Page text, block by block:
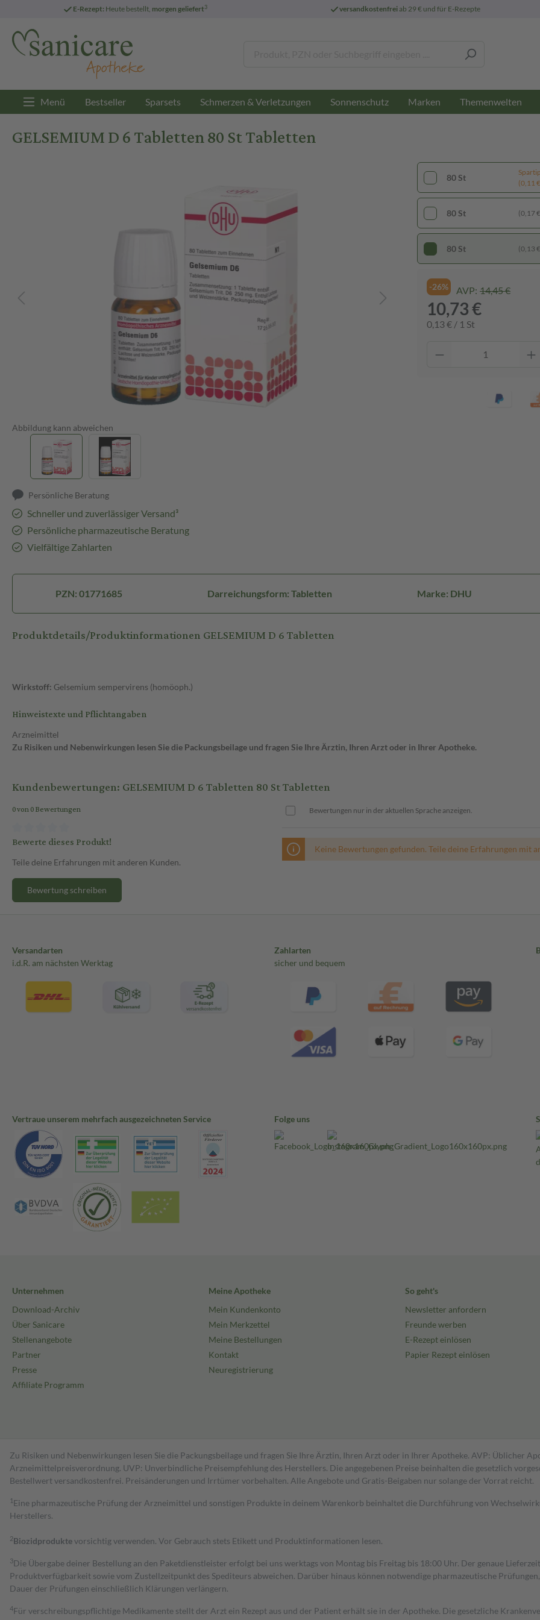
E-Rezept: Heute bestellt, morgen geliefert3 versandkostenfreiab 29 € und für E-Rezepte
Menü Bestseller Sparsets Schmerzen & Verletzungen Sonnenschutz Marken Themenwelten
GELSEMIUM D 6 Tabletten 80 St Tabletten
Abbildung kann abweichen
Persönliche Beratung
Schneller und zuverlässiger Versand³
Persönliche pharmazeutische Beratung
Vielfältige Zahlarten
80 St
(0,11
80 St (0,17
80 St (0,13
-26% AVP: 14,45 €
10,73 €
0,13 € / 1 St
PZN: 01771685 Darreichungsform: Tabletten Marke: DHU
Produktdetails/Produktinformationen GELSEMIUM D 6 Tabletten
Wirkstoff: Gelsemium sempervirens (homöoph.)
Hinweistexte und Pflichtangaben
Arzneimittel
Zu Risiken und Nebenwirkungen lesen Sie die Packungsbeilage und fragen Sie Ihre Ärztin, Ihren Arzt oder in Ihrer Apotheke.
Kundenbewertungen: GELSEMIUM D 6 Tabletten 80 St Tabletten
0 von 0 Bewertungen
Bewerte dieses Produkt!
Teile deine Erfahrungen mit anderen Kunden.
Bewertung schreiben
Bewertungen nur in der aktuellen Sprache anzeigen.
Keine Bewertungen gefunden. Teile deine Erfahrungen mit
Versandarten
i.d.R. am nächsten Werktag
Zahlarten
sicher und bequem
Vertraue unserem mehrfach ausgezeichneten Service Folge uns
Unternehmen
Download-Archiv
Über Sanicare
Stellenangebote
Partner
Presse
Affiliate Programm
Meine Apotheke
Mein Kundenkonto
Mein Merkzettel
Meine Bestellungen
Kontakt
Neuregistrierung
So geht's
Newsletter anfordern
Freunde werben
E-Rezept einlösen
Papier Rezept einlösen
Zu Risiken und Nebenwirkungen lesen Sie die Packungsbeilage und fragen Sie Ihre Ärztin, Ihren Arzt oder in Ihrer Apotheke. AVP: Üblicher
Arzneimittelpreisverordnung. UVP: Unverbindliche Preisempfehlung des Herstellers. Die angegebenen Preise beinhalten die gesetzlich
Bestell­wert versand­kosten­frei. Preisänderungen und Irrtümer vorbehalten. Alle Angebote und Gratis-Beigaben nur solange der Vorrat reicht.
1 Eine pharmazeutische Prüfung der Arzneimittel und sonstigen Produkte in deinem Warenkorb beinhaltet die Durchführung von
Herstellers.
2Biozidproduktevorsichtig verwenden. Vor Gebrauch stets Etikett und Produktinformationen lesen.
3Die Übergabe deiner Bestellung an den Paketdienstleister erfolgt bei uns werktags von Montag bis Freitag bis 18:00 Uhr. Der genaue
Produktverfügbarkeit sowie vom Zustellzeitpunkt des Spediteurs abweichen. Darüber hinaus können notwendige pharmazeutische
Dauer der Prüfungen einschließlich Klärungen verlängern.
4Für verschreibungspflichtige Medikamente stellt der Arzt ein Rezept aus und der Patient erhält sie in der Apotheke. Die gesetzliche